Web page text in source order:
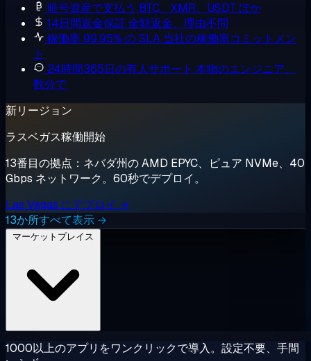
暗号資産で支払う BTC、XMR、USDT ほか
14日間返金保証 全額返金、理由不問
稼働率 99.95% の SLA 当社の稼働率コミットメン
ト
24時間365日の有人サポート 本物のエンジニア、
数分で
新リージョン
ラスベガス稼働開始
13番目の拠点：ネバダ州の AMD EPYC、ピュア NVMe、40
Gbps ネットワーク。60秒でデプロイ。
Las Vegas にデプロイ →
13か所すべて表示 →
1000以上のアプリをワンクリックで導入。設定不要、手間